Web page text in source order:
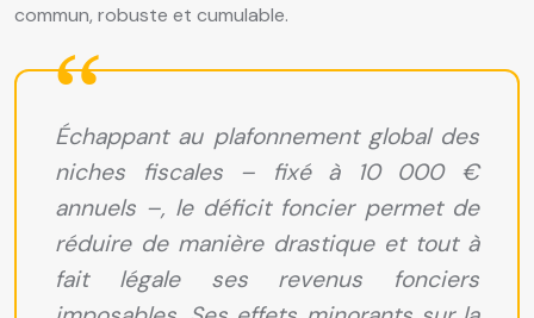
commun, robuste et cumulable.
Échappant au plafonnement global des
niches fiscales – fixé à 10 000 €
annuels –, le déficit foncier permet de
réduire de manière drastique et tout à
fait légale ses revenus fonciers